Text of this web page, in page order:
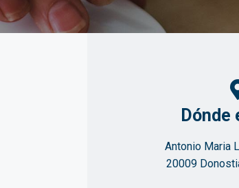
Dónde
Antonio Maria
20009